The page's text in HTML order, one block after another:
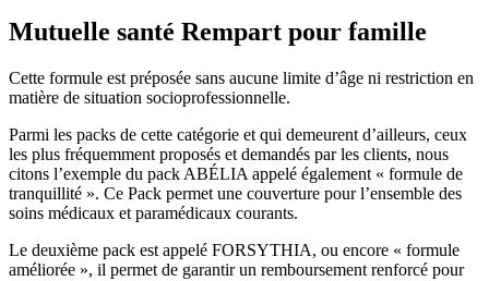
Mutuelle santé Rempart pour famille
Cette formule est préposée sans aucune limite d’âge ni restriction en
matière de situation socioprofessionnelle.
Parmi les packs de cette catégorie et qui demeurent d’ailleurs, ceux
les plus fréquemment proposés et demandés par les clients, nous
citons l’exemple du pack ABÉLIA appelé également « formule de
tranquillité ». Ce Pack permet une couverture pour l’ensemble des
soins médicaux et paramédicaux courants.
Le deuxième pack est appelé FORSYTHIA, ou encore « formule
améliorée », il permet de garantir un remboursement renforcé pour